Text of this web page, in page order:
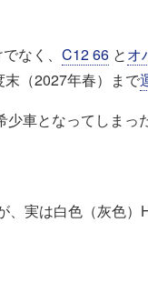
なく、 C12 66 とオ
（2027年春）まで
少車となってしまっ
、実は白色（灰色